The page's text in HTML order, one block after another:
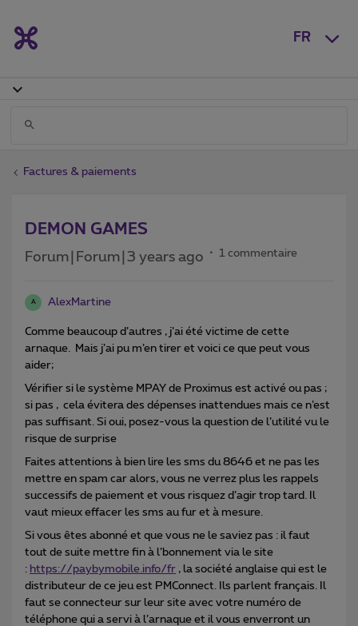
FR
Factures & paiements
DEMON GAMES
Forum|Forum|3 years ago 1 commentaire
A AlexMartine
Comme beaucoup d’autres , j’ai été victime de cette
arnaque. Mais j’ai pu m’en tirer et voici ce que peut vous
aider;
Vérifier si le système MPAY de Proximus est activé ou pas ;
si pas , cela évitera des dépenses inattendues mais ce n’est
pas suffisant. Si oui, posez-vous la question de l’utilité vu le
risque de surprise
Faites attentions à bien lire les sms du 8646 et ne pas les
mettre en spam car alors, vous ne verrez plus les rappels
successifs de paiement et vous risquez d’agir trop tard. Il
vaut mieux effacer les sms au fur et à mesure.
Si vous êtes abonné et que vous ne le saviez pas : il faut
tout de suite mettre fin à l’bonnement via le site
: https://paybymobile.info/fr , la société anglaise qui est le
distributeur de ce jeu est PMConnect. Ils parlent français. Il
faut se connecteur sur leur site avec votre numéro de
téléphone qui a servi à l’arnaque et il vous enverront un